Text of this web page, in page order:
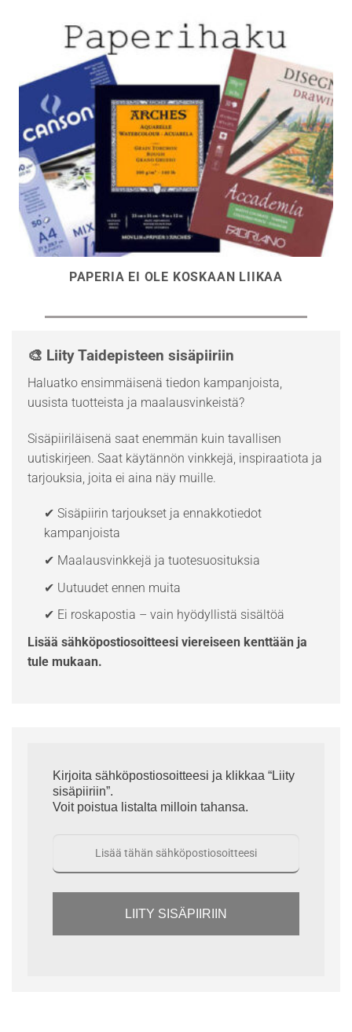
PAPERIA EI OLE KOSKAAN LIIKAA
🎨 Liity Taidepisteen sisäpiiriin
Haluatko ensimmäisenä tiedon kampanjoista,
uusista tuotteista ja maalausvinkeistä?
Sisäpiiriläisenä saat enemmän kuin tavallisen
uutiskirjeen. Saat käytännön vinkkejä, inspiraatiota ja
tarjouksia, joita ei aina näy muille.
✔ Sisäpiirin tarjoukset ja ennakkotiedot
kampanjoista
✔ Maalausvinkkejä ja tuotesuosituksia
✔ Uutuudet ennen muita
✔ Ei roskapostia – vain hyödyllistä sisältöä
Lisää sähköpostiosoitteesi viereiseen kenttään ja
tule mukaan.
Kirjoita sähköpostiosoitteesi ja klikkaa “Liity
sisäpiiriin”.
Voit poistua listalta milloin tahansa.
LIITY SISÄPIIRIIN